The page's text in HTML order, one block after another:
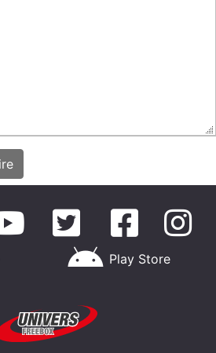
Play Store